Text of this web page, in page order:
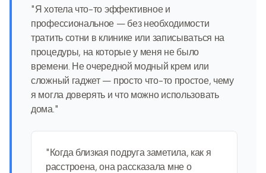
"Я хотела что-то эффективное и
профессиональное — без необходимости
тратить сотни в клинике или записываться на
процедуры, на которые у меня не было
времени. Не очередной модный крем или
сложный гаджет — просто что-то простое, чему
я могла доверять и что можно использовать
дома."
"Когда близкая подруга заметила, как я
расстроена, она рассказала мне о